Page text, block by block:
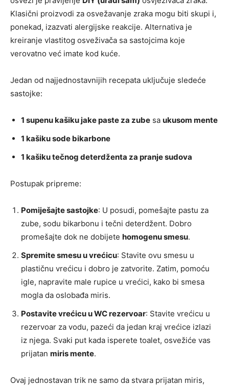
Klasični proizvodi za osvežavanje zraka mogu biti skupi i,
ponekad, izazvati alergijske reakcije. Alternativa je
kreiranje vlastitog osveživača sa sastojcima koje
verovatno već imate kod kuće.
Jedan od najjednostavnijih recepata uključuje sledeće
sastojke:
1 supenu kašiku jake paste za zube sa ukusom mente
1 kašiku sode bikarbone
1 kašiku tečnog deterdženta za pranje sudova
Postupak pripreme:
Pomiješajte sastojke: U posudi, pomešajte pastu za
zube, sodu bikarbonu i tečni deterdžent. Dobro
promešajte dok ne dobijete homogenu smesu.
Spremite smesu u vrećicu: Stavite ovu smesu u
plastičnu vrećicu i dobro je zatvorite. Zatim, pomoću
igle, napravite male rupice u vrećici, kako bi smesa
mogla da oslobađa miris.
Postavite vrećicu u WC rezervoar: Stavite vrećicu u
rezervoar za vodu, pazeći da jedan kraj vrećice izlazi
iz njega. Svaki put kada isperete toalet, osvežiće vas
prijatan miris mente.
Ovaj jednostavan trik ne samo da stvara prijatan miris,